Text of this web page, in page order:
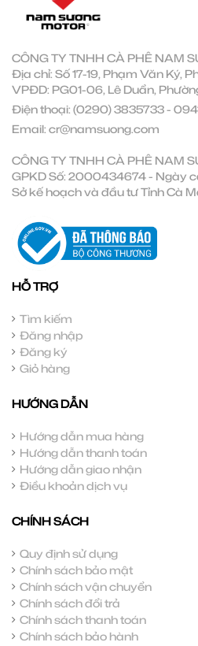
CÔNG TY TNHH CÀ PHÊ NAM
Địa chỉ: Số 17-19, Phạm Văn Ký,
VPĐD: PG01-06, Lê Duẩn,
Điện thoại: (0290) 3835733-
Email: cr@namsuong.com
CÔNG TY TNHH CÀ PHÊ NAM
GPKD Số: 2000434674 - Ngày
Sở kế hoạch và đầu tư Tỉnh Cà
HỖ TRỢ
Tìm kiếm
Đăng nhập
Đăng ký
Giỏ hàng
HƯỚNG DẪN
Hướng dẫn mua hàng
Hướng dẫn thanh toán
Hướng dẫn giao nhận
Điều khoản dịch vụ
CHÍNH SÁCH
Quy định sử dụng
Chính sách bảo mật
Chính sách vận chuyển
Chính sách đổi trả
Chính sách thanh toán
Chính sách bảo hành